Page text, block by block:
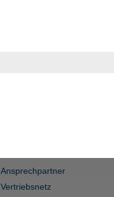
Ansprechpartner
Vertriebsnetz